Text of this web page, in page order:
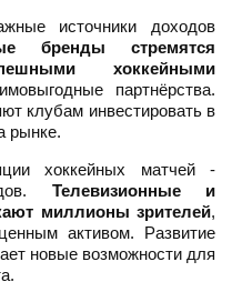
источники доходов
бренды стремятся
хоккейными
партнёрства.
клубам инвестировать в
рынке.
хоккейных матчей -
Телевизионные и
миллионы зрителей,
активом. Развитие
новые возможности для